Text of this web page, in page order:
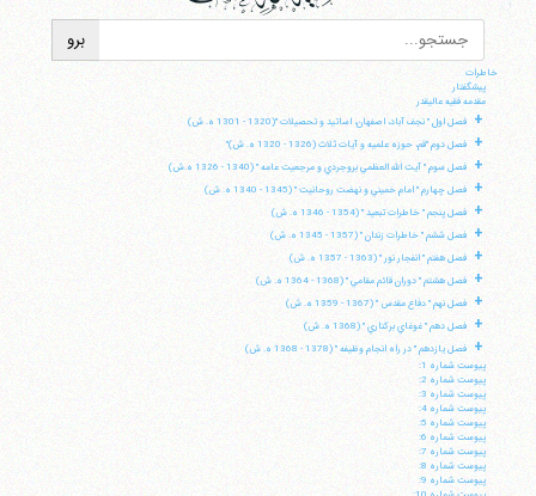
خاطرات
پيشگفتار
مقدمه فقيه عاليقدر
+ فصل اول " نجف آباد، اصفهان، اساتيد و تحصيلات "(1320 - 1301 ه. ش)
+ فصل دوم "قم، حوزه علميه و آيات ثلاث (1326 - 1320 ه. ش)"
+ فصل سوم " آيت الله العظمي بروجردي و مرجعيت عامه " (1340 - 1326 ه.ش)
+ فصل چهارم " امام خميني و نهضت روحانيت " (1345 - 1340 ه. ش)
+ فصل پنجم " خاطرات تبعيد " (1354 - 1346 ه. ش)
+ فصل ششم " خاطرات زندان " (1357 - 1345 ه. ش)
+ فصل هفتم " انفجار نور " (1363 - 1357 ه. ش)
+ فصل هشتم " دوران قائم مقامي " (1368 - 1364 ه. ش)
+ فصل نهم " دفاع مقدس " (1367 - 1359 ه. ش)
+ فصل دهم " غوغاي بركناري " (1368 ه. ش)
+
فصل يازدهم " در راه انجام وظيفه " (1378 - 1368 ه. ش)
پيوست شماره 1:
پيوست شماره 2:
پيوست شماره 3:
پيوست شماره 4:
پيوست شماره 5:
پيوست شماره 6:
پيوست شماره 7:
پيوست شماره 8:
پيوست شماره 9: